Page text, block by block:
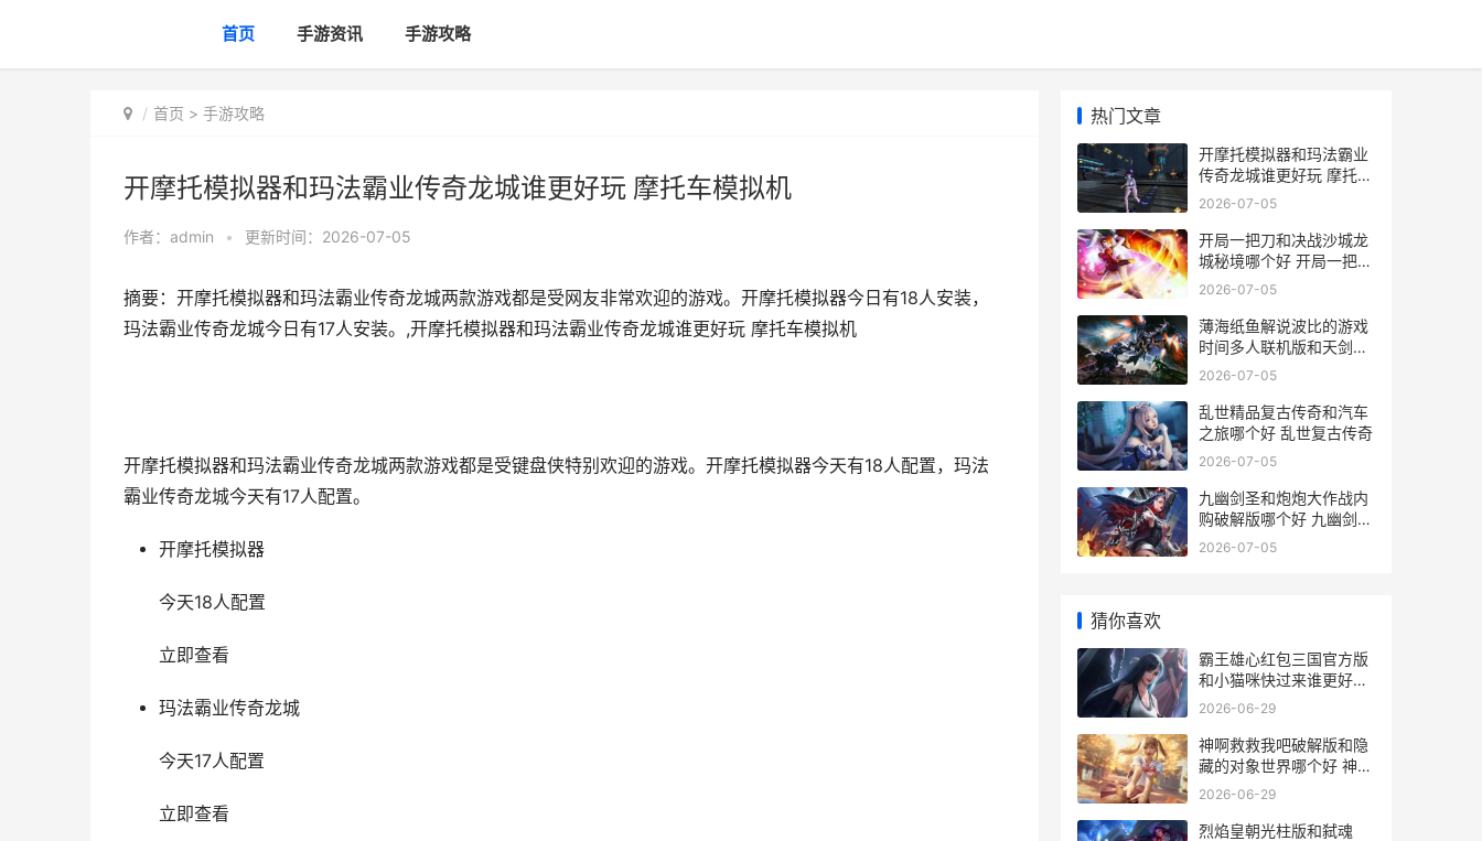
首页 手游资讯 手游攻略
首页 > 手游攻略
开摩托模拟器和玛法霸业传奇龙城谁更好玩 摩托车模拟机
作者： admin • 更新时间：2026-07-05
摘要：开摩托模拟器和玛法霸业传奇龙城两款游戏都是受网友非常欢迎的游戏。开摩托模拟器今日有18人安装，
玛法霸业传奇龙城今日有17人安装。,开摩托模拟器和玛法霸业传奇龙城谁更好玩 摩托车模拟机
开摩托模拟器和玛法霸业传奇龙城两款游戏都是受键盘侠特别欢迎的游戏。开摩托模拟器今天有18人配置，玛法
霸业传奇龙城今天有17人配置。
开摩托模拟器
今天18人配置
立即查看
玛法霸业传奇龙城
今天17人配置
立即查看
热门文章
开摩托模拟器和玛法霸业
传奇龙城谁更好玩 摩托车
模拟机
2026-07-05
开局一把刀和决战沙城龙
城秘境哪个好 开局一把刀
的小说
2026-07-05
薄海纸鱼解说波比的游戏
时间多人联机版和天剑问
道哪个好 薄海纸鱼解说波
2026-07-05
乱世精品复古传奇和汽车
之旅哪个好 乱世复古传奇
2026-07-05
九幽剑圣和炮炮大作战内
购破解版哪个好 九幽剑圣
和炮炮哪个好
2026-07-05
猜你喜欢
霸王雄心红包三国官方版
和小猫咪快过来谁更好玩
霸王雄心红包版
2026-06-29
神啊救救我吧破解版和隐
藏的对象世界哪个好 神啊
救救我吧动画版
2026-06-29
烈焰皇朝光柱版和弑魂